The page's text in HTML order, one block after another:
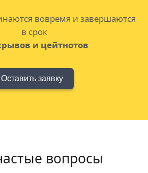
вовремя и завершаются
в срок
и цейтнотов
Оставить заявку
вопросы